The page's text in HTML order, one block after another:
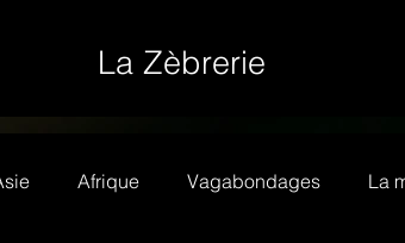
La Zèbrerie
Afrique Vagabondages La